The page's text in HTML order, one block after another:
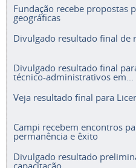
geográficas
Divulgado resultado final de
técnico-administrativos em...
permanência e êxito
Divulgado resultado
capacitação